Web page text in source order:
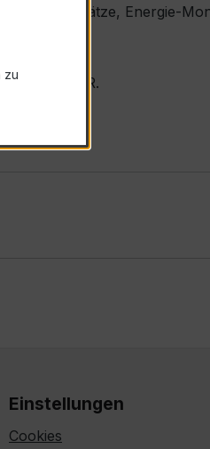
Messplätze, Energie-
XKBR.
Einstellungen
Cookies
zu